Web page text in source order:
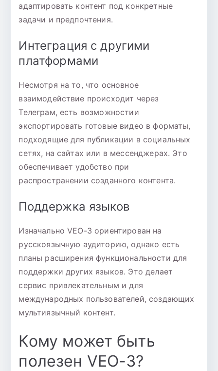
адаптировать контент под конкретные
задачи и предпочтения.
Интеграция с другими
платформами
Несмотря на то, что основное
взаимодействие происходит через
Телеграм, есть возможностии
экспортировать готовые видео в форматы,
подходящие для публикации в социальных
сетях, на сайтах или в мессенджерах. Это
обеспечивает удобство при
распространении созданного контента.
Поддержка языков
Изначально VEO-3 ориентирован на
русскоязычную аудиторию, однако есть
планы расширения функциональности для
поддержки других языков. Это делает
сервис привлекательным и для
международных пользователей, создающих
мультиязычный контент.
Кому может быть
полезен VEO-3?